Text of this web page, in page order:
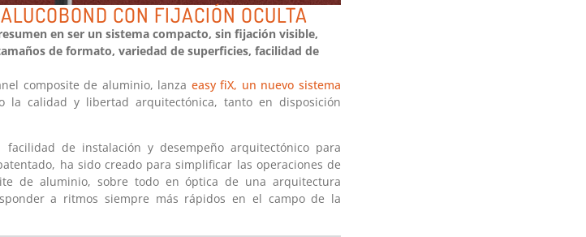
CON FIJACIÓN OCULTA
en ser un sistema compacto, sin fijación visible,
de formato, variedad de superficies, facilidad de
composite de aluminio, lanza easy fiX, un nuevo sistema
la calidad y libertad arquitectónica, tanto en disposición
de instalación y desempeño arquitectónico para
ha sido creado para simplificar las operaciones de
de aluminio, sobre todo en óptica de una arquitectura
a ritmos siempre más rápidos en el campo de la